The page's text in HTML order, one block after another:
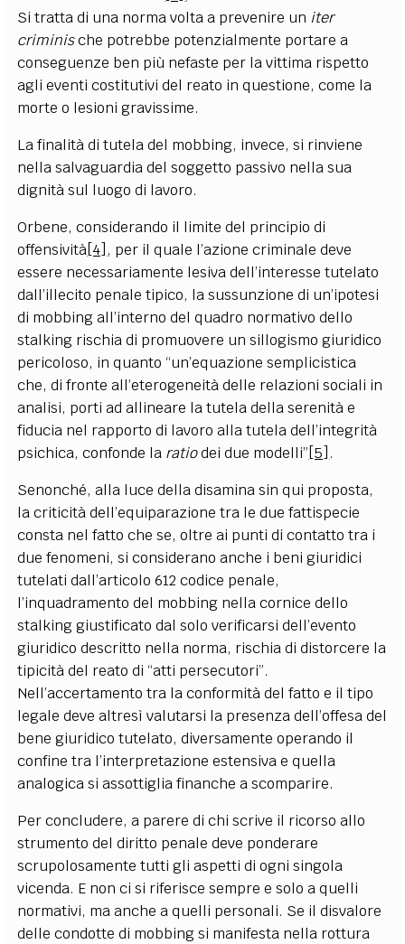
Si tratta di una norma volta a prevenire un iter
criminische potrebbe potenzialmente portare a
conseguenze ben più nefaste per la vittima rispetto
agli eventi costitutivi del reato in questione, come la
morte o lesioni gravissime.
La finalità di tutela del mobbing, invece, si rinviene
nella salvaguardia del soggetto passivo nella sua
dignità sul luogo di lavoro.
Orbene, considerando il limite del principio di
offensività[4] , per il quale l’azione criminale deve
essere necessariamente lesiva dell’interesse tutelato
dall’illecito penale tipico, la sussunzione di un’ipotesi
di mobbing all’interno del quadro normativo dello
stalking rischia di promuovere un sillogismo giuridico
pericoloso, in quanto “un’equazione semplicistica
che, di fronte all’eterogeneità delle relazioni sociali in
analisi, porti ad allineare la tutela della serenità e
fiducia nel rapporto di lavoro alla tutela dell’integrità
psichica, confonde la ratiodei due modelli”[5] .
Senonché, alla luce della disamina sin qui proposta,
la criticità dell’equiparazione tra le due fattispecie
consta nel fatto che se, oltre ai punti di contatto tra i
due fenomeni, si considerano anche i beni giuridici
tutelati dall’articolo 612 codice penale,
l’inquadramento del mobbing nella cornice dello
stalking giustificato dal solo verificarsi dell’evento
giuridico descritto nella norma, rischia di distorcere la
tipicità del reato di “atti persecutori”.
Nell’accertamento tra la conformità del fatto e il tipo
legale deve altresì valutarsi la presenza dell’offesa del
bene giuridico tutelato, diversamente operando il
confine tra l’interpretazione estensiva e quella
analogica si assottiglia finanche a scomparire.
Per concludere, a parere di chi scrive il ricorso allo
strumento del diritto penale deve ponderare
scrupolosamente tutti gli aspetti di ogni singola
vicenda. E non ci si riferisce sempre e solo a quelli
normativi, ma anche a quelli personali. Se il disvalore
delle condotte di mobbing si manifesta nella rottura